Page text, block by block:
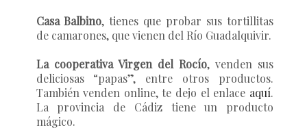
Casa Balbino, tienes que probar sus tortillitas
de camarones, que vienen del Río Guadalquivir.
La cooperativa Virgen del Rocío, venden sus
deliciosas “papas”, entre otros productos.
También venden online, te dejo el enlace aquí.
La provincia de Cádiz tiene un producto
mágico.